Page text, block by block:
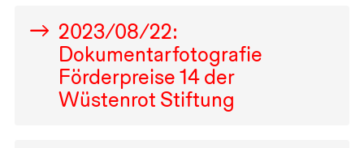
2023/08/22:
Dokumentarfotografie
Förderpreise14der
Wüstenrot Stiftung